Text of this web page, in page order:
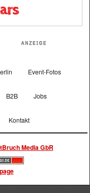
Event-Fotos
B2B Jobs
Kontakt
Media GbR